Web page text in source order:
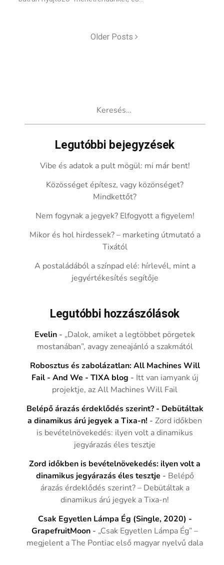
Older Posts
Legutóbbi bejegyzések
Vibe és adatok a pult mögül: mi már bent!
Közösséget építesz, vagy közönséget?
Mindkettőt?
Nem fogynak a jegyek? Elfogyott a figyelem!
Mikor és hol hirdessek? – marketing útmutató a
Tixától
A postaládából a színpad elé: hírlevél, mint a
jegyértékesítés segítője
Legutóbbi hozzászólások
Evelin - „Dalok, amiket a legtöbbet pörgetek
mostanában”, avagy zeneajánló a szakmától
Robosztus és zabolázatlan: All Machines Will
Fail - And We - TIXA blog - Itt van iamyank új
projektje, az All Machines Will Fail
Belépő árazás érdeklődés szerint? - Debütáltak
a dinamikus árú jegyek a Tixa-n! -Zord időkben
is bevételnövekedés: ilyen volt a dinamikus
jegyárazás éles tesztje
Zord időkben is bevételnövekedés: ilyen volt a
dinamikus jegyárazás éles tesztje - Belépő
árazás érdeklődés szerint? – Debütáltak a
dinamikus árú jegyek a Tixa-n!
Csak Egyetlen Lámpa Ég (Single, 2020) -
GrapefruitMoon - „Csak Egyetlen Lámpa Ég” –
megjelent a The Pontiac első magyar nyelvű dala